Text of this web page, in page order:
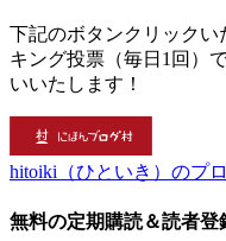
下記のボタンクリック
キング投票（毎日1回）
いいたします！
hitoiki（ひといき）のプ
無料の定期購読＆読者登